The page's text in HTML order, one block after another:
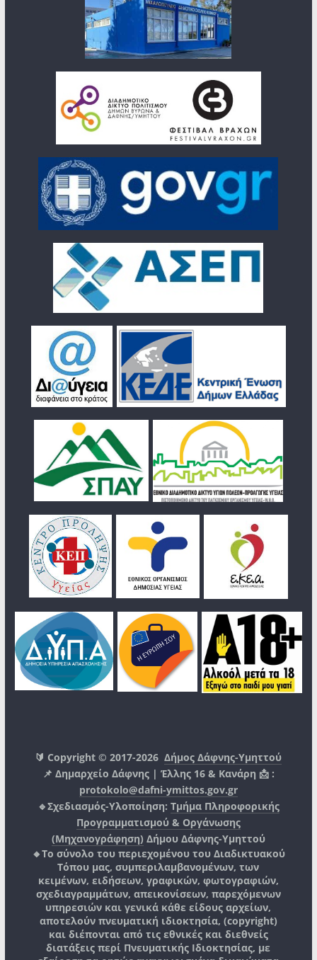
🔰 Copyright © 2017-2026Δήμος Δάφνης-Υμηττού
📌 Δημαρχείο Δάφνης | Έλλης 16 & Κανάρη 📩 :
protokolo@dafni-ymittos.gov.gr
🔹Σχεδιασμός-Υλοποίηση: Τμήμα Πληροφορικής
Προγραμματισμού & Οργάνωσης
(Μηχανογράφηση) Δήμου Δάφνης-Υμηττού
🔸Το σύνολο του περιεχομένου του Διαδικτυακού
Τόπου μας, συμπεριλαμβανομένων, των
κειμένων, ειδήσεων, γραφικών, φωτογραφιών,
σχεδιαγραμμάτων, απεικονίσεων, παρεχόμενων
υπηρεσιών και γενικά κάθε είδους αρχείων,
αποτελούν πνευματική ιδιοκτησία, (copyright)
και διέπονται από τις εθνικές και διεθνείς
διατάξεις περί Πνευματικής Ιδιοκτησίας, με